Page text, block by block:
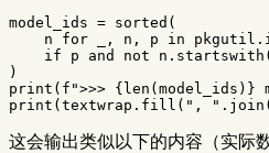
model_ids = sorted (
n
for , n , p in pkgutil .
if
p and not n . startswith (
)
print ( f ">>> { len ( model_ids ) }
print ( textwrap . fill ( ", " . join (
这会输出类似以下的内容（实际